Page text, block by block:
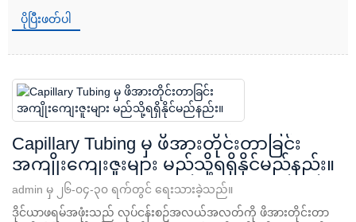
ပိုပြီးဖတ်ပါ
Capillary Tubing မှ ဖိအားတိုင်းတာခြင်း
အကျိုးကျေးဇူးများ မည်သို့ရရှိနိုင်မည်နည်း။
admin မှ ၂၆-၀၄-၃၀ ရက်တွင် ရေးသားခဲ့သည်။
ဒိုင်ယာဖရမ်အဖုံးသည် လုပ်ငန်းစဉ်အလယ်အလတ်ကို ဖိအားတိုင်းတာ